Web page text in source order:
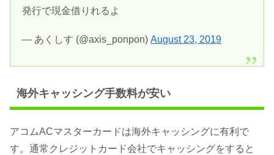
発行で現金借りれるよ
— あくしす (@axis_ponpon)August 23, 2019
海外キャッシング手数料が安い
アコムACマスターカードは海外キャッシングに有利で
す。通常クレジットカード会社でキャッシングをすると